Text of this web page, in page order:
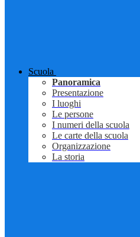
Scuola
Panoramica
Presentazione
I luoghi
Le persone
I numeri della scuola
Le carte della scuola
Organizzazione
La storia